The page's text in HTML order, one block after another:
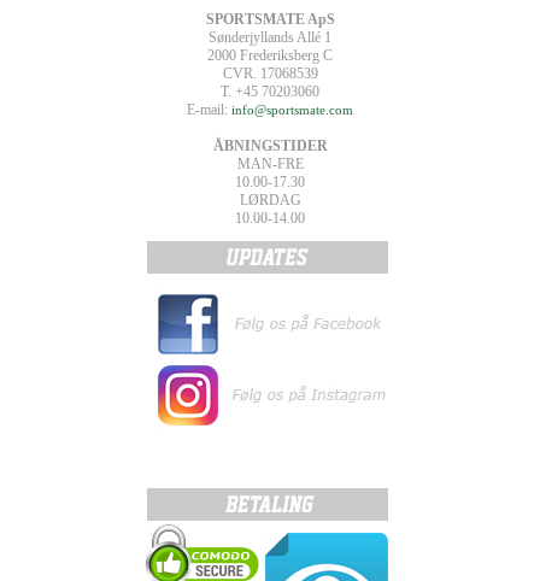
SPORTSMATE ApS
Sønderjyllands Allé 1
2000 Frederiksberg C
CVR. 17068539
T. +45 70203060
E-mail: info@sportsmate.com
ÅBNINGSTIDER
MAN-FRE
10.00-17.30
LØRDAG
10.00-14.00